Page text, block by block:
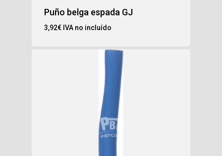
Puño belga espada GJ
3,92€ IVA no incluído